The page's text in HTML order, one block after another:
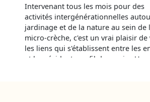
Intervenant tous les mois pour des
activités intergénérationnelles
jardinage et de la nature au sein de
micro-crèche, c'est un vrai plaisir de
les liens qui s'établissent entre les
et les résidents au fil des mois .